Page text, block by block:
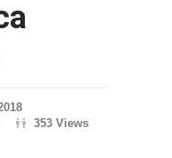
353 Views